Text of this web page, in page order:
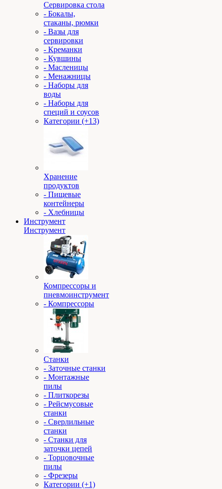
Сервировка стола
- Бокалы,
стаканы, рюмки
- Вазы для
сервировки
- Креманки
- Кувшины
- Масленицы
- Менажницы
- Наборы для
воды
- Наборы для
специй и соусов
Категории (+13)
Хранение
продуктов
- Пищевые
контейнеры
- Хлебницы
Инструмент
Инструмент
Компрессоры и
пневмоинструмент
- Компрессоры
Станки
- Заточные станки
- Монтажные
пилы
- Плиткорезы
- Рейсмусовые
станки
- Сверлильные
станки
- Станки для
заточки цепей
- Торцовочные
пилы
- Фрезеры
Категории (+1)